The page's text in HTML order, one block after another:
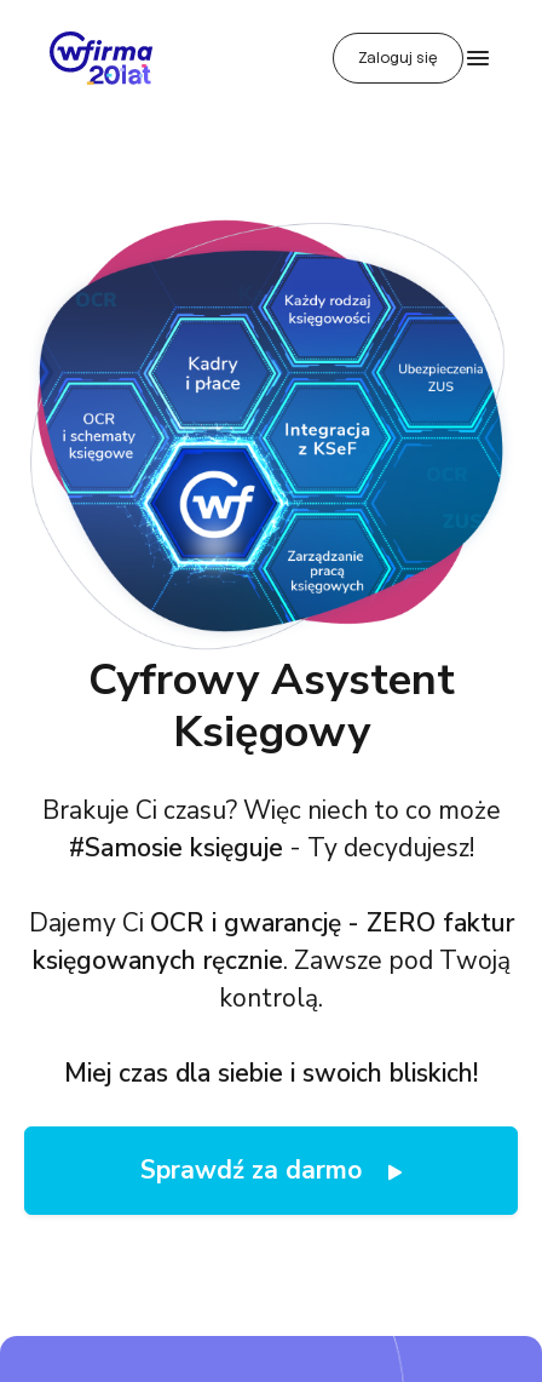
Zaloguj się
Cyfrowy Asystent
Księgowy
Brakuje Ci czasu? Więc niech to co może
#Samosie księguje - Ty decydujesz!
Dajemy Ci OCR i gwarancję - ZERO faktur
księgowanych ręcznie. Zawsze pod Twoją
kontrolą.
Miej czas dla siebie i swoich bliskich!
Sprawdź za darmo